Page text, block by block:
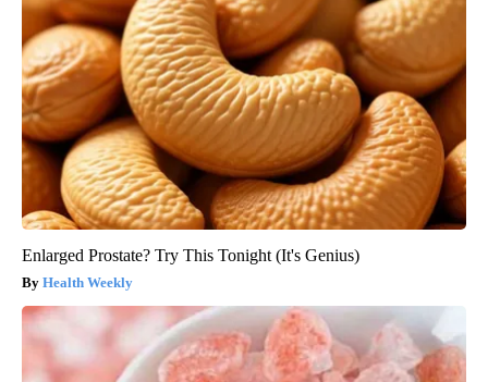
Enlarged Prostate? Try This Tonight (It's Genius)
Health Weekly